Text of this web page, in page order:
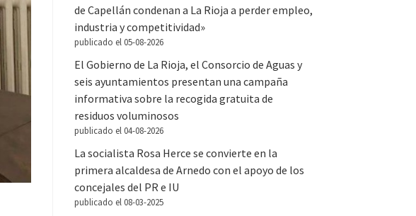
de Capellán condenan a La Rioja a perder empleo,
industria y competitividad»
publicado el 05-08-2026
El Gobierno de La Rioja, el Consorcio de Aguas y
seis ayuntamientos presentan una campaña
informativa sobre la recogida gratuita de
residuos voluminosos
publicado el 04-08-2026
La socialista Rosa Herce se convierte en la
primera alcaldesa de Arnedo con el apoyo de los
concejales del PR e IU
publicado el 08-03-2025